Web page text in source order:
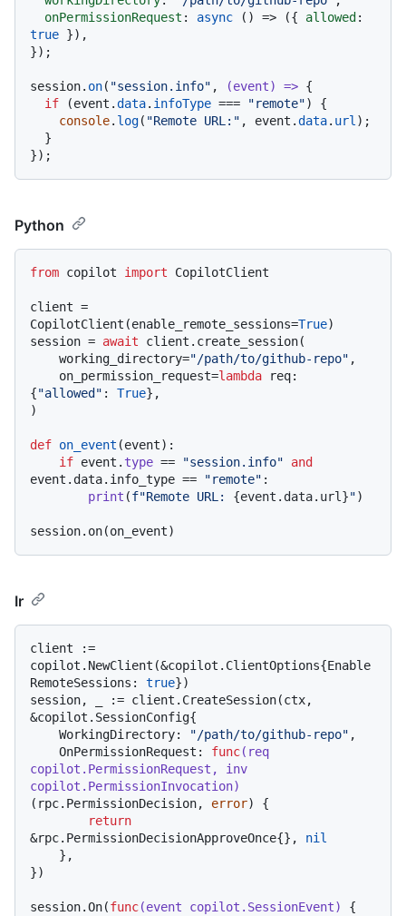
onPermissionRequest : async () => ({ allowed
true }),
});
session. on( "session.info" , (event) => {
if (event.data. infoType === "remote") {
console. log( "Remote URL:" , event.data. url);
Python
from copilot import CopilotClient
client =
CopilotClient(enable_remote_sessions=True)
session = await client.create_session(
    working_directory=
"/path/to/github-repo" ,
    on_permission_request=
lambda req:
{"allowed" : True},
)
def on_event (event):
if event. type == "session.info"
and
event.data.info_type ==
"remote" :
print (f"Remote URL: {event.data.url}")
Ir
client :=
copilot.NewClient(&copilot.ClientOptions{Enable
RemoteSessions: true})
session, _ := client.CreateSession(ctx,
&copilot.SessionConfig{
    WorkingDirectory:
"/path/to/github-repo" ,
    OnPermissionRequest:
func(req
copilot.PermissionRequest, inv
copilot.PermissionInvocation)
(rpc.PermissionDecision, error) {
return
&rpc.PermissionDecisionApproveOnce{}, nil
})
session.On(func(event copilot.SessionEvent)
{